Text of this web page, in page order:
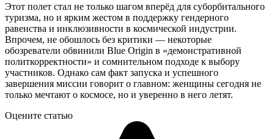
Этот полет стал не только шагом вперёд для суборбитального
туризма, но и ярким жестом в поддержку гендерного
равенства и инклюзивности в космической индустрии.
Впрочем, не обошлось без критики — некоторые
обозреватели обвинили Blue Origin в «демонстративной
политкорректности» и сомнительном подходе к выбору
участников. Однако сам факт запуска и успешного
завершения миссии говорит о главном: женщины сегодня не
только мечтают о космосе, но и уверенно в него летят.
Оцените статью